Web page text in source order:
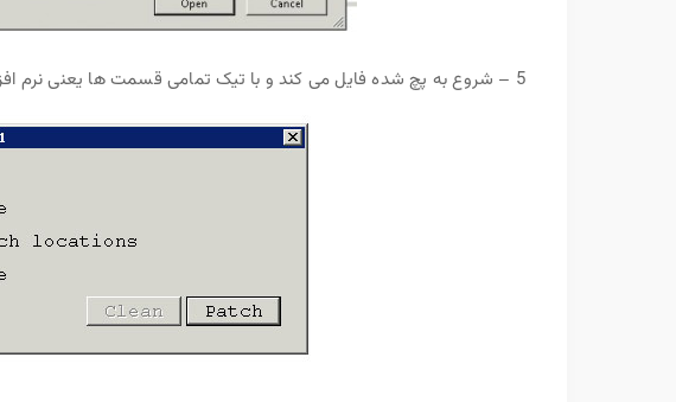
5 – شروع به پچ شده فایل می کند و با تیک تمامی قسمت ها یعنی نرم افزار کاملا پچ شده است و آماده استفاده است.